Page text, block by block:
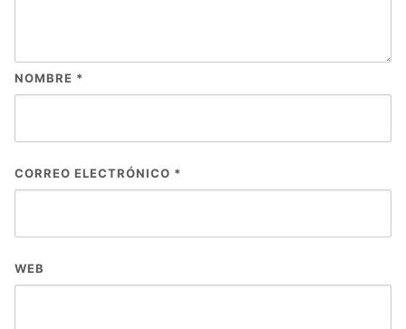
NOMBRE *
CORREO ELECTRÓNICO *
WEB